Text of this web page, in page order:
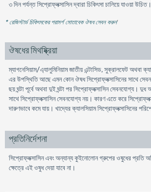
৩ দিন পর্যন্ত সিপ্রোফ্লক্সাসিন দ্বারা চিকিৎসা চালিয়ে যাওয়া উচিত।
* রেজিস্টার্ড চিকিৎসকের পরামর্শ মোতাবেক ঔষধ সেবন করুন'
ঔষধের মিথষ্ক্রিয়া
ম্যাগনেসিয়াম/এ্যালুমিনিয়াম জাতীয় এন্টাসিড, সুক্রালফেট অথবা
এর উপস্থিতি আছে এমন কোন ঔষধ সিপ্রোফ্লক্সাসিনের সাথে
ছয় ঘন্টা পূর্বে অথবা দুই ঘন্টা পর সিপ্রোফ্লক্সাসিন সেবনযোগ্য। দুধ
সাথে সিপ্রোফ্লক্সাসিন সেবনযোগ্য নয়। কারণ এতে করে
দারুণভাবে কমে যায়। খাদ্যের ক্যালসিয়াম সিপ্রোফ্লক্সাসিনের
প্রতিনির্দেশনা
সিপ্রোফ্লক্সাসিন এবং অন্যান্য কুইনোলোন গ্রুপের ওষুধের প্রতি
ক্ষেত্রে এই ওষুধ দেয়া যাবে না।